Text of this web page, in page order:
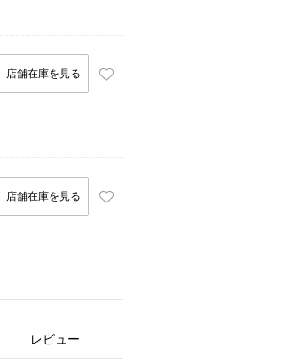
店舗在庫を見る
店舗在庫を見る
レビュー